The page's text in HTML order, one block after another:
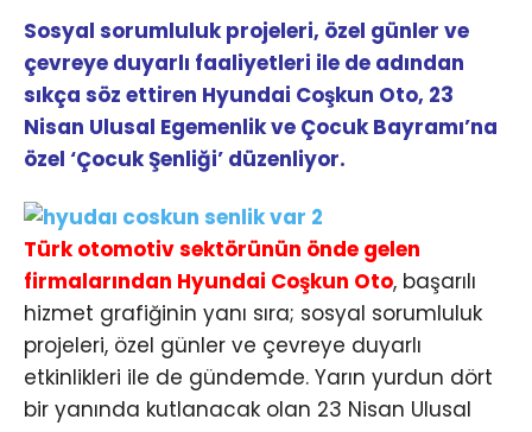
Sosyal sorumluluk projeleri, özel günler ve
çevreye duyarlı faaliyetleri ile de adından
sıkça söz ettiren Hyundai Coşkun Oto, 23
Nisan Ulusal Egemenlik ve Çocuk Bayramı’na
özel ‘Çocuk Şenliği’ düzenliyor.
Türk otomotiv sektörünün önde gelen
firmalarından Hyundai Coşkun Oto, başarılı
hizmet grafiğinin yanı sıra; sosyal sorumluluk
projeleri, özel günler ve çevreye duyarlı
etkinlikleri ile de gündemde. Yarın yurdun dört
bir yanında kutlanacak olan 23 Nisan Ulusal